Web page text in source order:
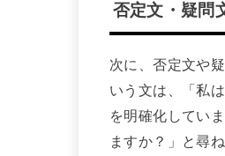
否定文・疑問
次に、否定文や
いう文は、「私
を明確化してい
ますか？」と尋